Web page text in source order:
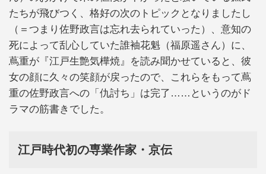
たちが飛びつく、格好の次のトピックとなりましたし
（＝つまり佐野政言は忘れ去られていった）、意知の
死によって乱心していた誰袖花魁（福原遥さん）に、
蔦重が『江戸生艶気樺焼』を読み聞かせていると、彼
女の顔に久々の笑顔が戻ったので、これらをもって蔦
重の佐野政言への「仇討ち」は完了……というのがド
ラマの筋書きでした。
江戸時代初の専業作家・京伝